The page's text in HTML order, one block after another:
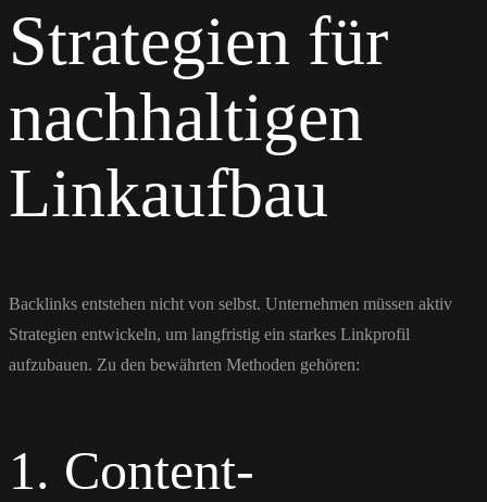
Strategien für
nachhaltigen
Linkaufbau
Backlinks entstehen nicht von selbst. Unternehmen müssen aktiv
Strategien entwickeln, um langfristig ein starkes Linkprofil
aufzubauen. Zu den bewährten Methoden gehören:
1. Content-